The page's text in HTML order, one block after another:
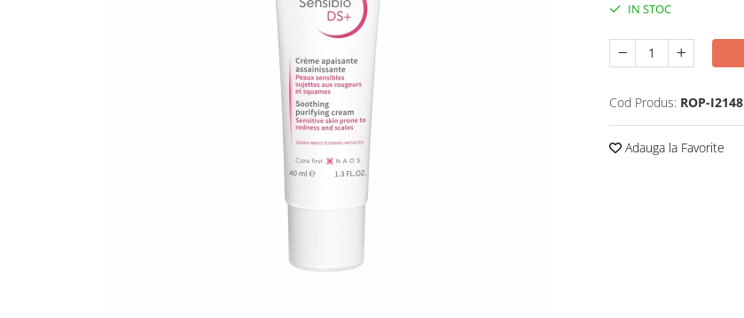
IN STOC
Cod Produs: ROP-I2148
Adauga la Favorite